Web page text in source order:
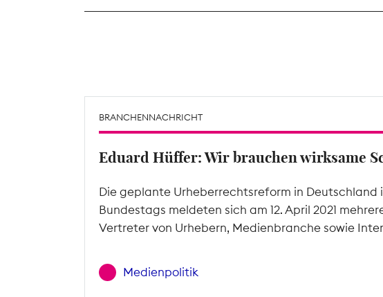
BRANCHENNACHRICHT
Eduard Hüffer: Wir brauchen wirksame
Die geplante Urheberrechtsreform in Deutschland
Bundestags meldeten sich am 12. April 2021
Vertreter von Urhebern, Medienbranche sowie
Medienpolitik